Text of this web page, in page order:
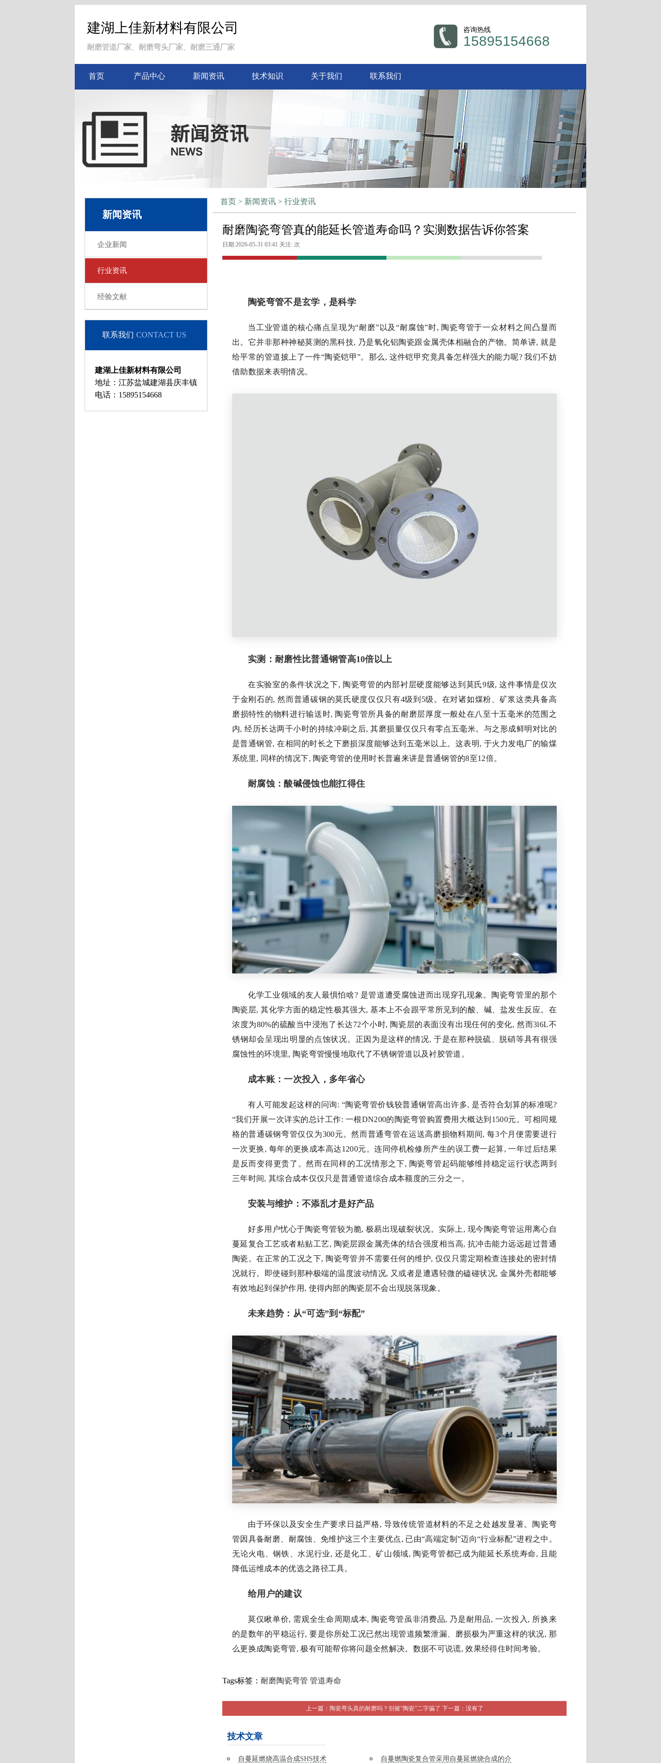
建湖上佳新材料有限公司
耐磨管道厂家、耐磨弯头厂家、耐磨三通厂家
咨询热线
15895154668
首页 产品中心 新闻资讯 技术知识 关于我们 联系我们
首页 > 新闻资讯 > 行业资讯
耐磨陶瓷弯管真的能延长管道寿命吗？实测数据告诉你答案
日期:2026-05-31 03:41 关注: 次
陶瓷弯管不是玄学，是科学
当工业管道的核心痛点呈现为“耐磨”以及“耐腐蚀”时, 陶瓷弯管于一众材料之间凸显而
出。它并非那种神秘莫测的黑科技, 乃是氧化铝陶瓷跟金属壳体相融合的产物。简单讲, 就是
给平常的管道披上了一件“陶瓷铠甲”。那么, 这件铠甲究竟具备怎样强大的能力呢? 我们不妨
借助数据来表明情况。
实测：耐磨性比普通钢管高10倍以上
在实验室的条件状况之下, 陶瓷弯管的内部衬层硬度能够达到莫氏9级, 这件事情是仅次
于金刚石的, 然而普通碳钢的莫氏硬度仅仅只有4级到5级。在对诸如煤粉、矿浆这类具备高
磨损特性的物料进行输送时, 陶瓷弯管所具备的耐磨层厚度一般处在八至十五毫米的范围之
内, 经历长达两千小时的持续冲刷之后, 其磨损量仅仅只有零点五毫米。与之形成鲜明对比的
是普通钢管, 在相同的时长之下磨损深度能够达到五毫米以上。这表明, 于火力发电厂的输煤
系统里, 同样的情况下, 陶瓷弯管的使用时长普遍来讲是普通钢管的8至12倍。
耐腐蚀：酸碱侵蚀也能扛得住
化学工业领域的友人最惧怕啥? 是管道遭受腐蚀进而出现穿孔现象。陶瓷弯管里的那个
陶瓷层, 其化学方面的稳定性极其强大, 基本上不会跟平常所见到的酸、碱、盐发生反应。在
浓度为80%的硫酸当中浸泡了长达72个小时, 陶瓷层的表面没有出现任何的变化, 然而3l6L不
锈钢却会呈现出明显的点蚀状况。正因为是这样的情况, 于是在那种脱硫、脱硝等具有很强
腐蚀性的环境里, 陶瓷弯管慢慢地取代了不锈钢管道以及衬胶管道。
成本账：一次投入，多年省心
有人可能发起这样的问询: “陶瓷弯管价钱较普通钢管高出许多, 是否符合划算的标准呢?
“我们开展一次详实的总计工作: 一根DN200的陶瓷弯管购置费用大概达到1500元。可相同规
格的普通碳钢弯管仅仅为300元。然而普通弯管在运送高磨损物料期间, 每3个月便需要进行
一次更换, 每年的更换成本高达1200元。连同停机检修所产生的误工费一起算, 一年过后结果
是反而变得更贵了。然而在同样的工况情形之下, 陶瓷弯管起码能够维持稳定运行状态两到
三年时间, 其综合成本仅仅只是普通管道综合成本额度的三分之一。
安装与维护：不添乱才是好产品
好多用户忧心于陶瓷弯管较为脆, 极易出现破裂状况。实际上, 现今陶瓷弯管运用离心自
蔓延复合工艺或者粘贴工艺, 陶瓷层跟金属壳体的结合强度相当高, 抗冲击能力远远超过普通
陶瓷。在正常的工况之下, 陶瓷弯管并不需要任何的维护, 仅仅只需定期检查连接处的密封情
况就行。即使碰到那种极端的温度波动情况, 又或者是遭遇轻微的磕碰状况, 金属外壳都能够
有效地起到保护作用, 使得内部的陶瓷层不会出现脱落现象。
未来趋势：从“可选”到“标配”
由于环保以及安全生产要求日益严格, 导致传统管道材料的不足之处越发显著。陶瓷弯
管因具备耐磨、耐腐蚀、免维护这三个主要优点, 已由“高端定制”迈向“行业标配”进程之中。
无论火电、钢铁、水泥行业, 还是化工、矿山领域, 陶瓷弯管都已成为能延长系统寿命, 且能
降低运维成本的优选之路径工具。
给用户的建议
莫仅瞅单价, 需观全生命周期成本, 陶瓷弯管虽非消费品, 乃是耐用品, 一次投入, 所换来
的是数年的平稳运行, 要是你所处工况已然出现管道频繁泄漏、磨损极为严重这样的状况, 那
么更换成陶瓷弯管, 极有可能帮你将问题全然解决。数据不可说谎, 效果经得住时间考验。
Tags标签： 耐磨陶瓷弯管 管道寿命
上一篇： 陶瓷弯头真的耐磨吗？别被“陶瓷”二字骗了 下一篇：没有了
技术文章
自蔓延燃烧高温合成SHS技术 自蔓燃陶瓷复合管采用自蔓延燃烧合成的介
新闻资讯
企业新闻
行业资讯
经验文献
联系我们 CONTACT US
建湖上佳新材料有限公司
地址：江苏盐城建湖县庆丰镇
电话：15895154668